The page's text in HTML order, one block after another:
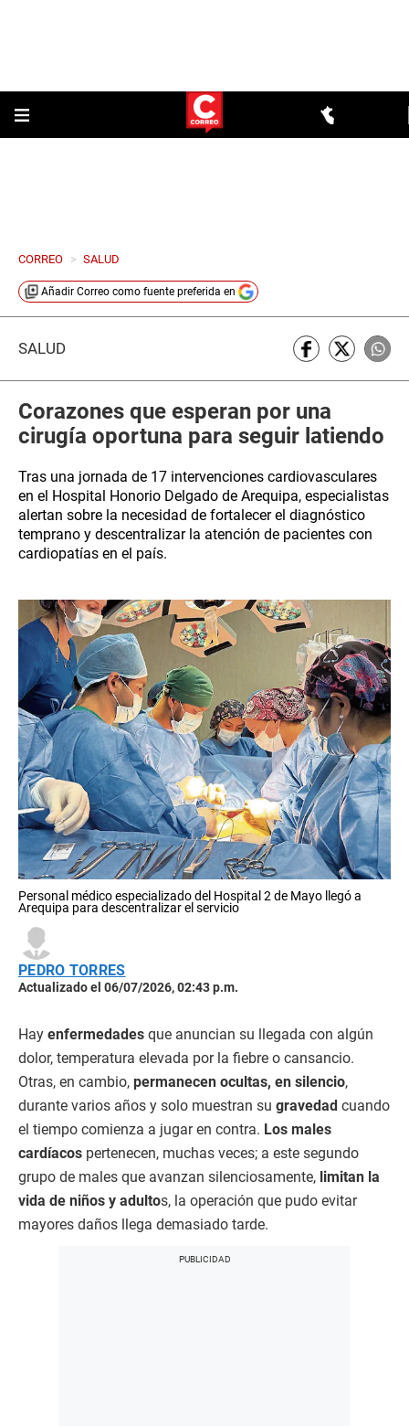
CORREO > SALUD
Añadir Correo como fuente preferida en
SALUD
Corazones que esperan por una
cirugía oportuna para seguir latiendo
Tras una jornada de 17 intervenciones cardiovasculares
en el Hospital Honorio Delgado de Arequipa, especialistas
alertan sobre la necesidad de fortalecer el diagnóstico
temprano y descentralizar la atención de pacientes con
cardiopatías en el país.
Personal médico especializado del Hospital 2 de Mayo llegó a
Arequipa para descentralizar el servicio
PEDRO TORRES
Actualizado el 06/07/2026, 02:43 p.m.
Hay enfermedades que anuncian su llegada con algún
dolor, temperatura elevada por la fiebre o cansancio.
Otras, en cambio, permanecen ocultas, en silencio,
durante varios años y solo muestran su gravedad cuando
el tiempo comienza a jugar en contra. Los males
cardíacos pertenecen, muchas veces; a este segundo
grupo de males que avanzan silenciosamente, limitan la
vida de niños y adultos, la operación que pudo evitar
mayores daños llega demasiado tarde.